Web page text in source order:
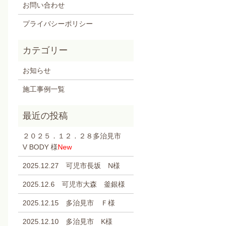
お問い合わせ
プライバシーポリシー
お知らせ
施工事例一覧
２０２５．１２．２８多治見市
V BODY 様New
2025.12.27 可児市長坂 N様
2025.12.6 可児市大森 釜銀様
2025.12.15 多治見市 Ｆ様
2025.12.10 多治見市 K様